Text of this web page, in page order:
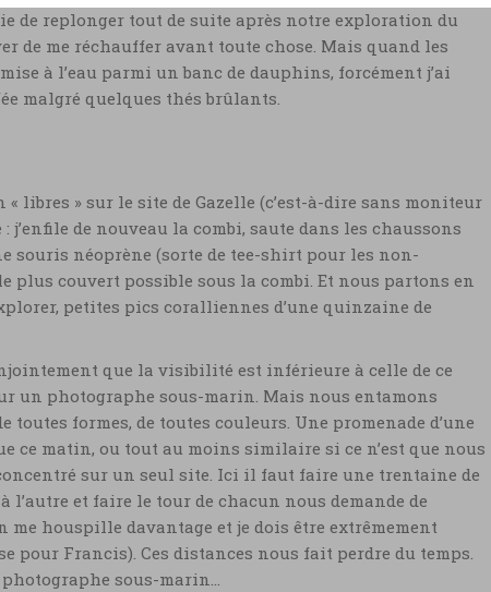
de replonger tout de suite après notre exploration du
de me réchauffer avant toute chose. Mais quand les
à l’eau parmi un banc de dauphins, forcément j’ai
malgré quelques thés brûlants.
libres » sur le site de Gazelle (c’est-à-dire sans moniteur
de nouveau la combi, saute dans les chaussons
souris néoprène (sorte de tee-shirt pour les non-
plus couvert possible sous la combi. Et nous partons en
petites pics coralliennes d’une quinzaine de
que la visibilité est inférieure à celle de ce
un photographe sous-marin. Mais nous entamons
formes, de toutes couleurs. Une promenade d’une
ce matin, ou tout au moins similaire si ce n’est que nous
sur un seul site. Ici il faut faire une trentaine de
l’autre et faire le tour de chacun nous demande de
houspille davantage et je dois être extrêmement
pour Francis). Ces distances nous fait perdre du temps.
sous-marin…